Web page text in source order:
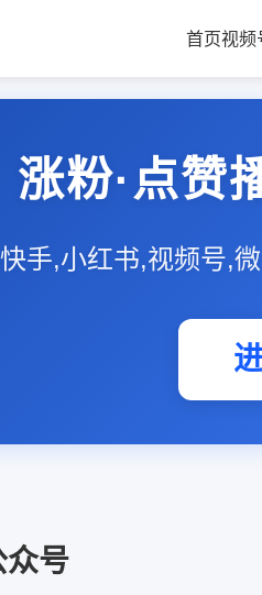
首页视频
涨粉·点赞
手,小红书,视频号,
众号